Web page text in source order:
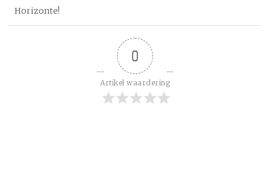
Horizonte!
0
Artikel waardering